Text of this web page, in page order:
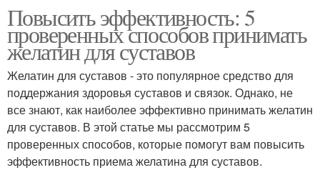
Повысить эффективность: 5
проверенных способов принимать
желатин для суставов
Желатин для суставов - это популярное средство для
поддержания здоровья суставов и связок. Однако, не
все знают, как наиболее эффективно принимать желатин
для суставов. В этой статье мы рассмотрим 5
проверенных способов, которые помогут вам повысить
эффективность приема желатина для суставов.